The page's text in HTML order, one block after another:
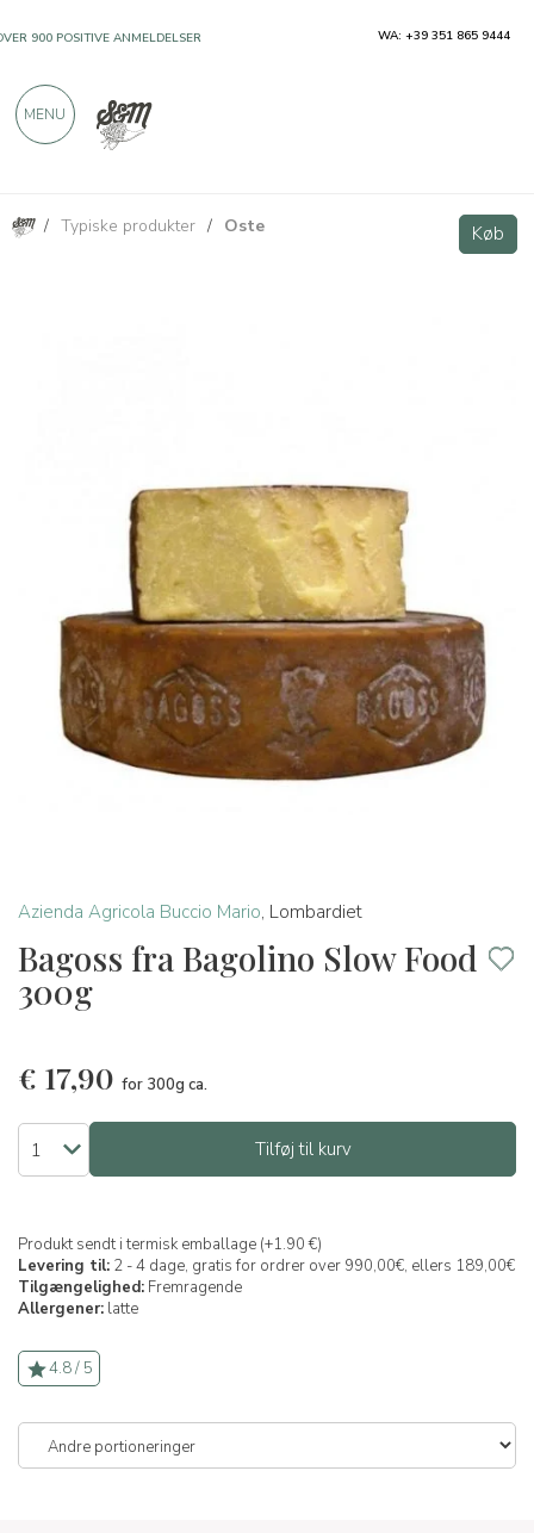
/ Typiske produkter / Oste Køb
Azienda Agricola Buccio Mario, Lombardiet
Bagoss fra Bagolino Slow Food
300g
€ 17,90 for 300g ca.
Tilføj til kurv
Produkt sendt i termisk emballage (+1.90 €)
Levering til: 2 - 4 dage, gratis for ordrer over 990,00€, ellers 189,00€
Tilgængelighed: Fremragende
Allergener: latte
4.8 / 5
Bagoss fra Bagolino Slow Food 300g Køb
900 POSITIVE ANMELDELSER WA: +39 351 865 9444
MENU